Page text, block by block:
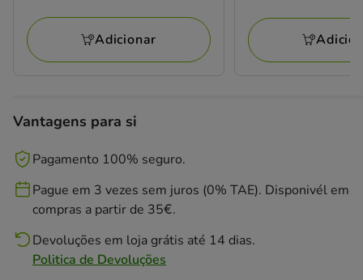
39.99€
Adicionar
avaliações
Vantagens para si
Pagamento 100% seguro.
Pague em 3 vezes sem juros (0% TAE). Disponivél em
compras a partir de 35€.
Devoluções em loja grátis até 14 dias.
Politica de Devoluções